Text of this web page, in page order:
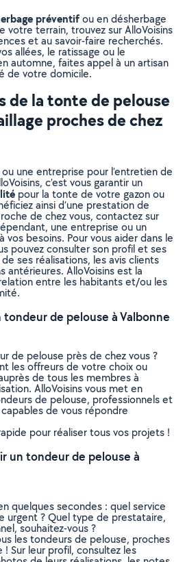
préventifou en désherbage
votre terrain, trouvez sur AlloVoisins
et au savoir-faire recherchés.
allées, le ratissage ou le
automne, faites appel à un artisan
de votre domicile.
de la tonte de pelouse
proches de chez
une entreprise pour l’entretien de
c’est vous garantir un
pour la tonte de votre gazon ou
ainsi d’une prestation de
de chez vous, contactez sur
une entreprise ou un
vos besoins. Pour vous aider dans le
pouvez consulter son profil et ses
ses réalisations, les avis clients
antérieures. AlloVoisins est la
entre les habitants et/ou les
de pelouse à Valbonne
de pelouse près de chez vous ?
les offreurs de votre choix ou
de tous les membres à
AlloVoisins vous met en
de pelouse, professionnels et
de vous répondre
pour réaliser tous vos projets !
un tondeur de pelouse à
quelques secondes : quel service
urgent ? Quel type de prestataire,
souhaitez-vous ?
les tondeurs de pelouse, proches
! Sur leur profil, consultez les